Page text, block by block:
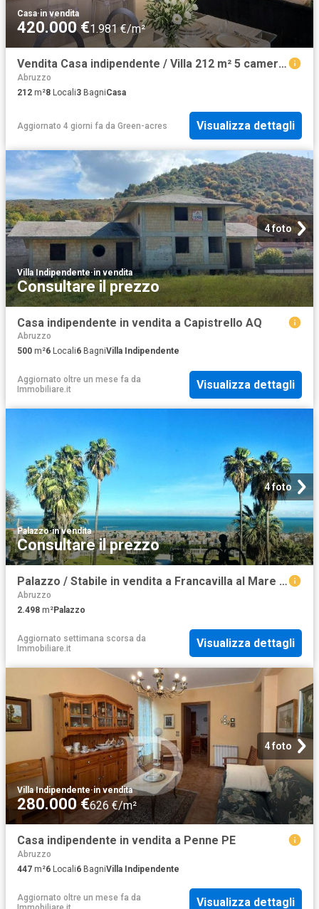
Casa·in vendita
420.000 €1.981 €/m²
Vendita Casa indipendente / Villa 212 m² 5 camere Giulia. 212m² Giulianova
Abruzzo
212 m²8 Locali3 BagniCasa
Aggiornato 4 giorni fa da Green-acres Visualizza dettagli
4 foto
Villa Indipendente·in vendita
Consultare il prezzo
Casa indipendente in vendita a Capistrello AQ
Abruzzo
500 m²6 Locali6 BagniVilla Indipendente
Aggiornato oltre un mese fa da
Immobiliare.it
Visualizza dettagli
4 foto
Palazzo·in vendita
Consultare il prezzo
Palazzo / Stabile in vendita a Francavilla al Mare CH
Abruzzo
2.498 m²Palazzo
Aggiornato settimana scorsa da
Immobiliare.it
Visualizza dettagli
4 foto
Villa Indipendente·in vendita
280.000 €626 €/m²
Casa indipendente in vendita a Penne PE
Abruzzo
447 m²6 Locali6 BagniVilla Indipendente
Aggiornato oltre un mese fa da
Visualizza dettagli